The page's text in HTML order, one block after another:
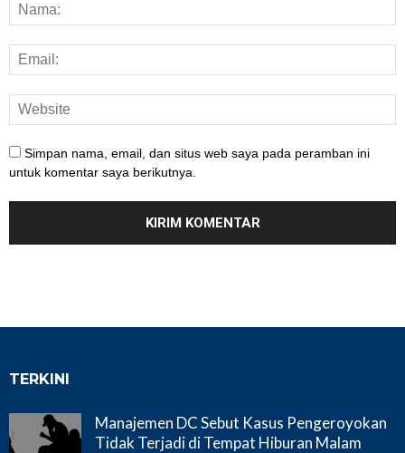
Simpan nama, email, dan situs web saya pada peramban ini
untuk komentar saya berikutnya.
TERKINI
Manajemen DC Sebut Kasus Pengeroyokan
Tidak Terjadi di Tempat Hiburan Malam